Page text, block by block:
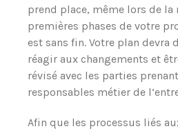
prend place, même lors de
premières phases de votre
est sans fin. Votre plan devra
réagir aux changements et
révisé avec les parties
responsables métier de
Afin que les processus liés